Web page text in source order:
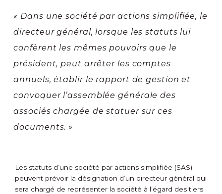
« Dans une société par actions simplifiée, le
directeur général, lorsque les statuts lui
confèrent les mêmes pouvoirs que le
président, peut arrêter les comptes
annuels, établir le rapport de gestion et
convoquer l’assemblée générale des
associés chargée de statuer sur ces
documents. »
Les statuts d’une société par actions simplifiée (SAS)
peuvent prévoir la désignation d’un directeur général qui
sera chargé de représenter la société à l’égard des tiers